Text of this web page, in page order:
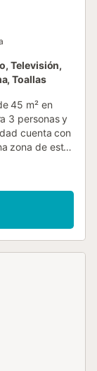
Televisión,
Toallas
45 m² en
3 personas y
cuenta con
zona de estar
una
microondas y
a ras de
e
plana con